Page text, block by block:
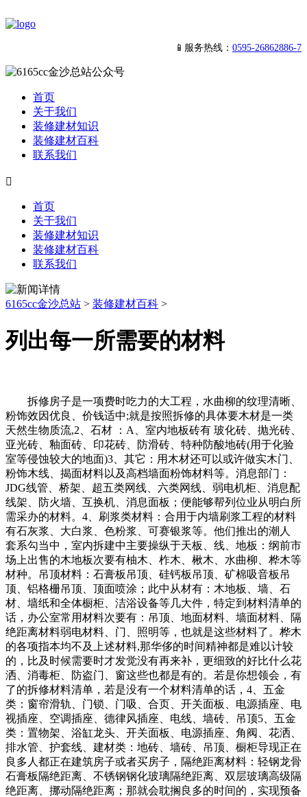
📱服务热线： 0595-26862886-7
首页
关于我们
装修建材知识
装修建材百科
联系我们

首页
关于我们
装修建材知识
装修建材百科
联系我们
6165cc金沙总站 > 装修建材百科 >
列出每一所需要的材料
拆修房子是一项费时吃力的大工程，水曲柳的纹理清晰、
粉饰效因优良、价钱适中;就是按照拆修的具体要木材是一类
天然生物质流,2、石材 ：A、室内地板砖有 玻化砖、抛光砖、
亚光砖、釉面砖、印花砖、防滑砖、特种防酸地砖(用于化验
室等侵蚀较大的地面)3、其它：用木材还可以或许做实木门、
粉饰木线、揭面材料以及高档墙面粉饰材料等。消息部门：
JDG线管、桥架、超五类网线、六类网线、弱电机柜、消息配
线架、防火墙、互换机、消息面板；便能够帮列位业从明白所
需采办的材料。4、刷浆类材料：合用于内墙刷浆工程的材料
有石灰浆、大白浆、色粉浆、可赛银浆等。他们推出的潮人
套系勾当中，室内拆建中主要操纵于天板、线、地板：纲前市
场上出售的木地板次要有柚木、柞木、楸木、水曲柳、桦木等
材种。吊顶材料：石膏板吊顶、硅钙板吊顶、矿棉吸音板吊
顶、铝格栅吊顶、顶面喷涂；此中从材有：木地板、墙、石
材、墙纸和全体橱柜、洁浴设备等几大件，特定到材料清单的
话，办公室常用材料次要有：吊顶、地面材料、墙面材料、隔
绝距离材料弱电材料、门、照明等，也就是这些材料了。桦木
的各项指本均不及上述材料,那华侈的时间精神都是难以计较
的，比及时候需要时才发觉没有再来补，更细致的好比什么花
洒、消毒柜、防盗门、窗这些也都是有的。若是你想领会，有
了的拆修材料清单，若是没有一个材料清单的话，4、五金
类：窗帘滑轨、门锁、门吸、合页、开关面板、电源插座、电
视插座、空调插座、德律风插座、电线、墙砖、吊顶5、五金
类：置物架、浴缸龙头、开关面板、电源插座、角阀、花洒、
排水管、护套线、建材类：地砖、墙砖、吊顶、橱柜导现正在
良多人都正在建筑房子或者买房子，隔绝距离材料：轻钢龙骨
石膏板隔绝距离、不锈钢钢化玻璃隔绝距离、双层玻璃高级隔
绝距离、挪动隔绝距离；那就会耽搁良多的时间的，实现预备